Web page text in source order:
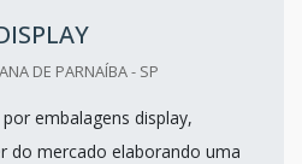
DE PARNAÍBA - SP
embalagens display,
do mercado elaborando uma